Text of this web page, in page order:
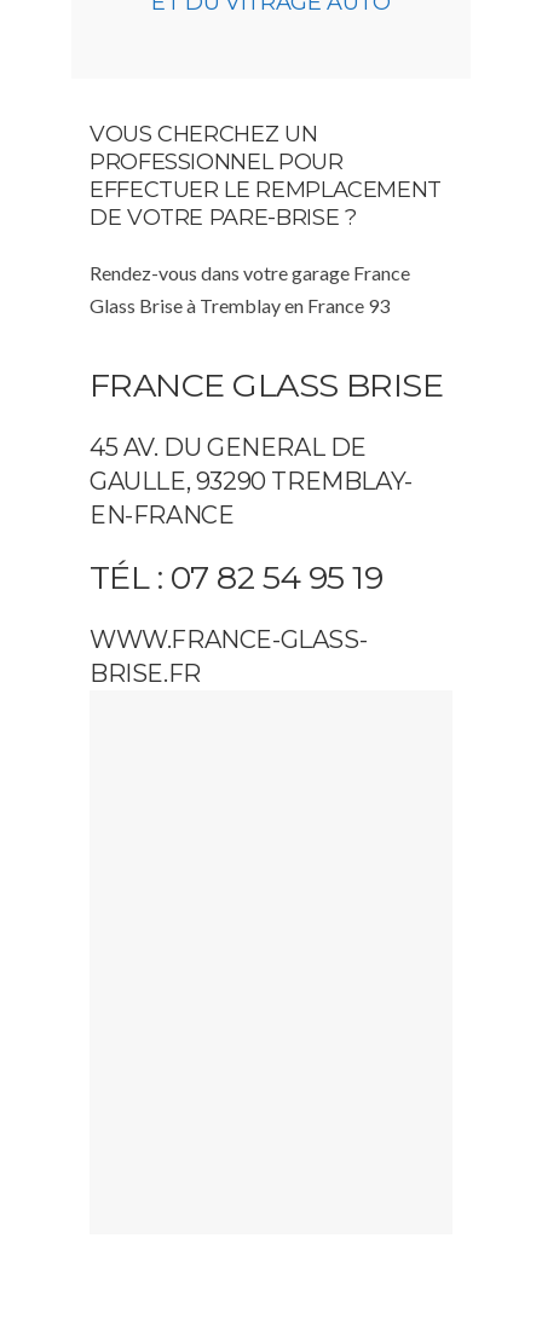
VOUS CHERCHEZ UN
PROFESSIONNEL POUR
EFFECTUER LE REMPLACEMENT
DE VOTRE PARE-BRISE ?
Rendez-vous dans votre garage France
Glass Brise à Tremblay en France 93
FRANCE GLASS BRISE
45 AV. DU GENERAL DE
GAULLE, 93290 TREMBLAY-
EN-FRANCE
TÉL : 07 82 54 95 19
WWW.FRANCE-GLASS-
BRISE.FR